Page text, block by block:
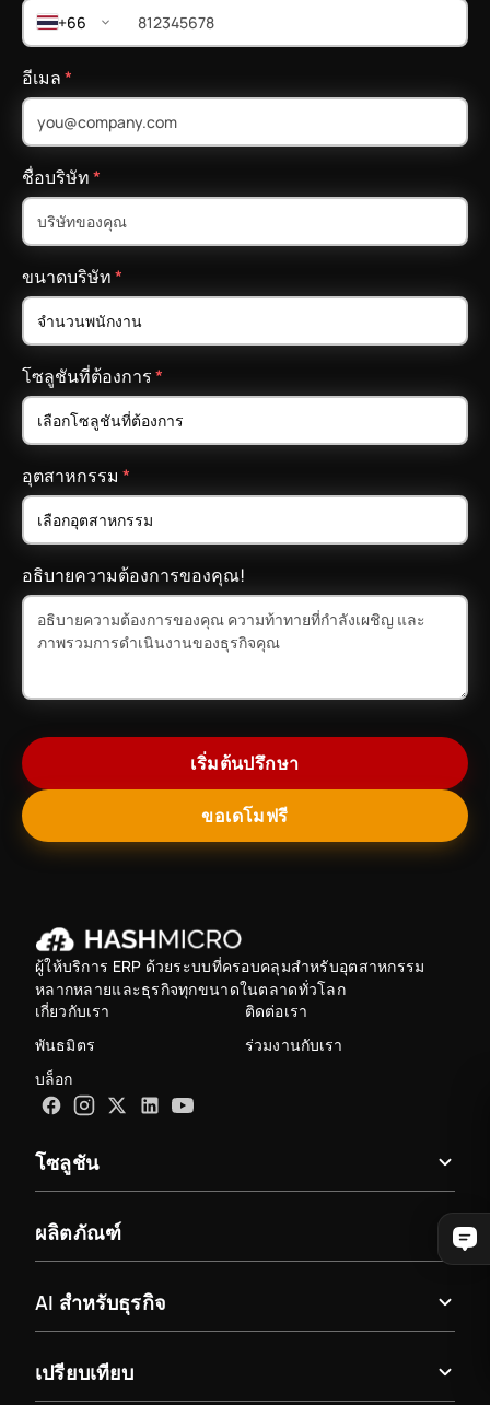
+66
อีเมล*
ชื่อบริษัท*
ขนาดบริษัท*
โซลูชันที่ต้องการ*
อุตสาหกรรม *
อธิบายความต้องการของคุณ!
เริ่มต้นปรึกษา
ขอเดโมฟรี
ผู้ให้บริการ ERP ด้วยระบบที่ครอบคลุมสำหรับอุตสาหกรรม
หลากหลายและธุรกิจทุกขนาดในตลาดทั่วโลก
เกี่ยวกับเรา
ติดต่อเรา
พันธมิตร
ร่วมงานกับเรา
บล็อก
โซลูชัน
ผลิตภัณฑ์
AI สำหรับธุรกิจ
เปรียบเทียบ